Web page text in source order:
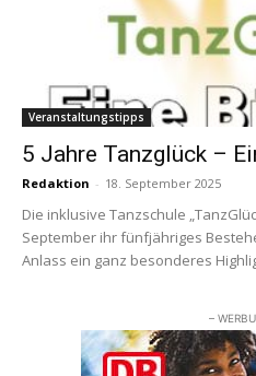
Veranstaltungstipps
5 Jahre Tanzglück –
Redaktion - 18. September 2025
Die inklusive Tanzschule
September ihr fünfjähriges
Anlass ein ganz besonderes
–